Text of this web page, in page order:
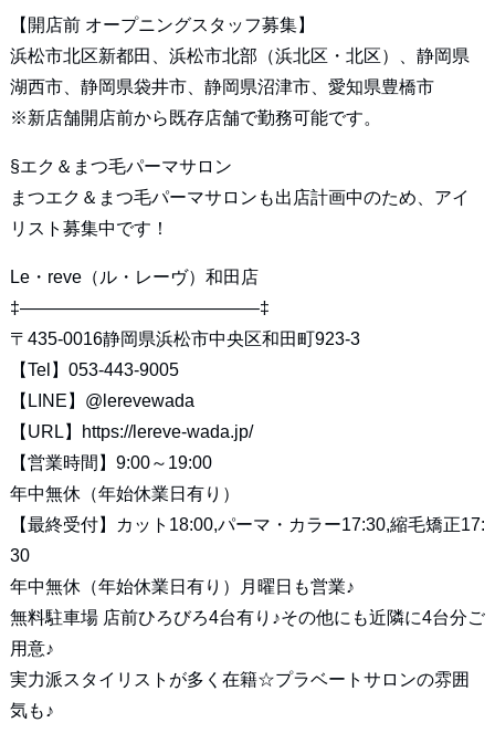
【開店前 オープニングスタッフ募集】
浜松市北区新都田、浜松市北部（浜北区・北区）、静岡県
湖西市、静岡県袋井市、静岡県沼津市、愛知県豊橋市
※新店舗開店前から既存店舗で勤務可能です。
§エク＆まつ毛パーマサロン
まつエク＆まつ毛パーマサロンも出店計画中のため、アイ
リスト募集中です！
Le・reve（ル・レーヴ）和田店
‡—————————————–‡
〒435-0016静岡県浜松市中央区和田町923-3
【Tel】053-443-9005
【LINE】 @lerevewada
【URL】
https://lereve-wada.jp/
【営業時間】9:00～19:00
年中無休（年始休業日有り）
【最終受付】カット18:00,パーマ・カラー17:30,縮毛矯正17:
30
年中無休（年始休業日有り）月曜日も営業♪
無料駐車場 店前ひろびろ4台有り♪その他にも近隣に4台分ご
用意♪
実力派スタイリストが多く在籍☆プラベートサロンの雰囲
気も♪